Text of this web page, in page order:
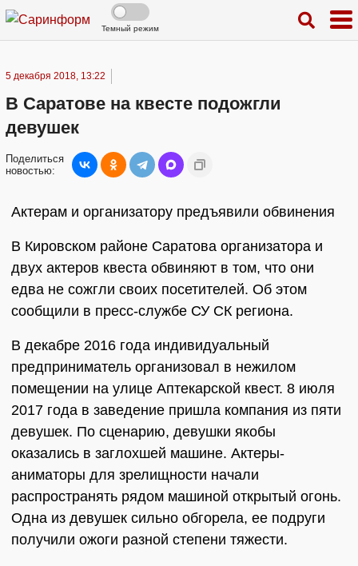
Темный режим
5 декабря 2018, 13:22
В Саратове на квесте подожгли
девушек
Поделиться
новостью:
Актерам и организатору предъявили обвинения
В Кировском районе Саратова организатора и
двух актеров квеста обвиняют в том, что они
едва не сожгли своих посетителей. Об этом
сообщили в пресс-службе СУ СК региона.
В декабре 2016 года индивидуальный
предприниматель организовал в нежилом
помещении на улице Аптекарской квест. 8 июля
2017 года в заведение пришла компания из пяти
девушек. По сценарию, девушки якобы
оказались в заглохшей машине. Актеры-
аниматоры для зрелищности начали
распространять рядом машиной открытый огонь.
Одна из девушек сильно обгорела, ее подруги
получили ожоги разной степени тяжести.